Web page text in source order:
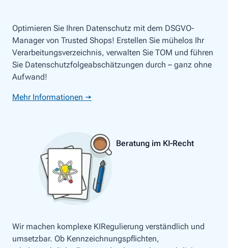
Optimieren Sie Ihren Datenschutz mit dem DSGVO-
Manager von Trusted Shops! Erstellen Sie mühelos Ihr
Verarbeitungsverzeichnis, verwalten Sie TOM und führen
Sie Datenschutzfolgeabschätzungen durch – ganz ohne
Aufwand!
Mehr Informationen →
Beratung im KI-Recht
Wir machen komplexe KIRegulierung verständlich und
umsetzbar. Ob Kennzeichnungspflichten,